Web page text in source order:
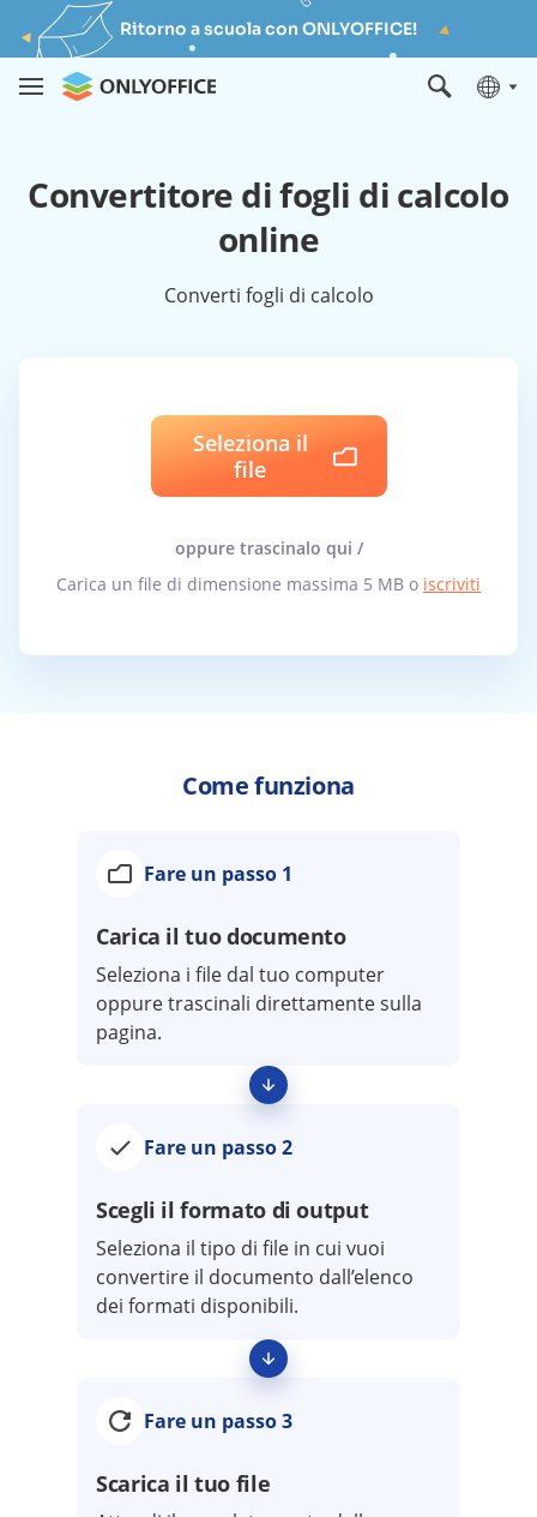
Ritorno a scuola con ONLYOFFICE!
Convertitore di fogli di calcolo
online
Converti fogli di calcolo
Seleziona il
file
oppure trascinalo qui /
Carica un file di dimensione massima 5 MB o iscriviti
Come funziona
Fare un passo 1
Carica il tuo documento
Seleziona i file dal tuo computer
oppure trascinali direttamente sulla
pagina.
Fare un passo 2
Scegli il formato di output
Seleziona il tipo di file in cui vuoi
convertire il documento dall’elenco
dei formati disponibili.
Fare un passo 3
Scarica il tuo file